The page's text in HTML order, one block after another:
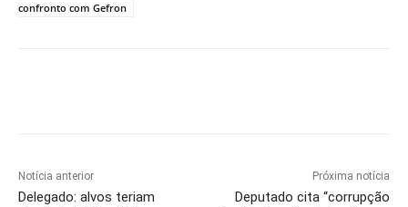
confronto com Gefron
Notícia anterior
Delegado: alvos teriam
Próxima notícia
Deputado cita “corrupção